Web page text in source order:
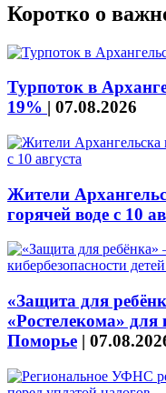
Коротко о
Турпоток в
19% | 07.08.2026
Жители
горячей воде с 10
«Защита для
«Ростелекома» для
Поморье |